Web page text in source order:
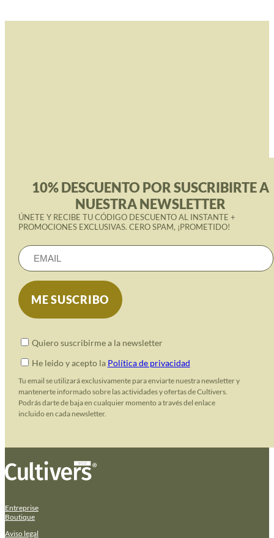
10% DESCUENTO POR SUSCRIBIRTE A
NUESTRA NEWSLETTER
ÚNETE Y RECIBE TU CÓDIGO DESCUENTO AL INSTANTE +
PROMOCIONES EXCLUSIVAS. CERO SPAM, ¡PROMETIDO!
Quiero suscribirme a la newsletter
He leido y acepto la Política de privacidad
Tu email se utilizará exclusivamente para enviarte nuestra newsletter y
mantenerte informado sobre las actividades y ofertas de Cultivers.
Podrás darte de baja en cualquier momento a través del enlace
incluido en cada newsletter.
Entreprise
Boutique
Aviso legal